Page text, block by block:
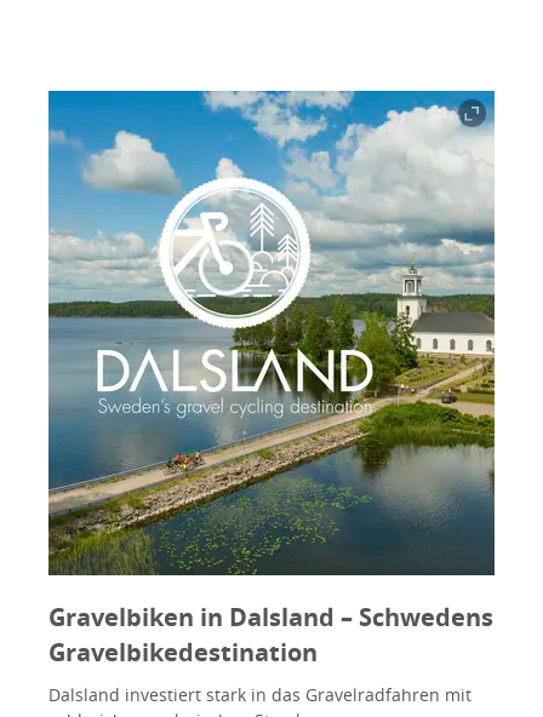
Gravelbiken in Dalsland – Schwedens
Gravelbikedestination
Dalsland investiert stark in das Gravelradfahren mit